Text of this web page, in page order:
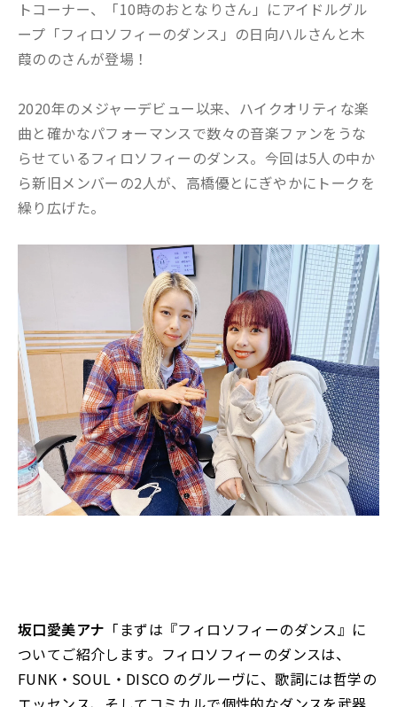
トコーナー、「10時のおとなりさん」にアイドルグル
ープ「フィロソフィーのダンス」の日向ハルさんと木
葭ののさんが登場！
2020年のメジャーデビュー以来、ハイクオリティな楽
曲と確かなパフォーマンスで数々の音楽ファンをうな
らせているフィロソフィーのダンス。今回は5人の中か
ら新旧メンバーの2人が、高橋優とにぎやかにトークを
繰り広げた。
坂口愛美アナ 「まずは『フィロソフィーのダンス』に
ついてご紹介します。フィロソフィーのダンスは、
FUNK・SOUL・DISCO のグルーヴに、歌詞には哲学の